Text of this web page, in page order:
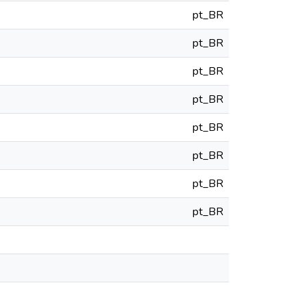
pt_BR
pt_BR
pt_BR
pt_BR
pt_BR
pt_BR
pt_BR
pt_BR